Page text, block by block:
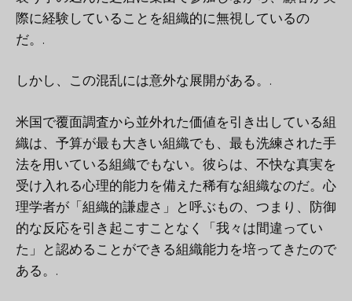
際に経験していることを組織的に無視しているの
だ。.
しかし、この混乱には意外な展開がある。.
米国で覆面調査から並外れた価値を引き出している組
織は、予算が最も大きい組織でも、最も洗練された手
法を用いている組織でもない。彼らは、不快な真実を
受け入れる心理的能力を備えた稀有な組織なのだ。心
理学者が「組織的謙虚さ」と呼ぶもの、つまり、防御
的な反応を引き起こすことなく「我々は間違ってい
た」と認めることができる組織能力を培ってきたので
ある。.